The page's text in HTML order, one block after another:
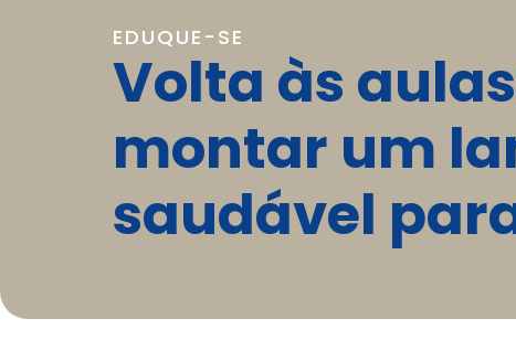
EDUQUE-SE
Volta às
montar um
saudável